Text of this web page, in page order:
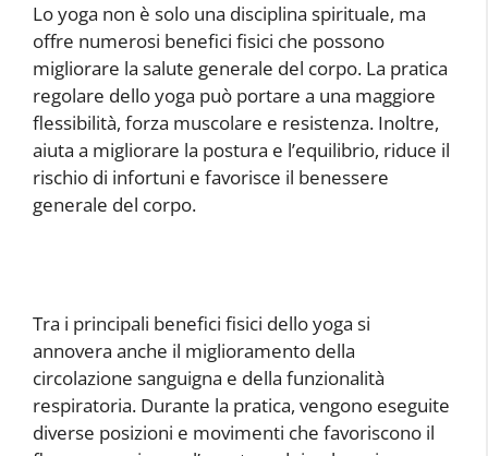
Lo yoga non è solo una disciplina spirituale, ma
offre numerosi benefici fisici che possono
migliorare la salute generale del corpo. La pratica
regolare dello yoga può portare a una maggiore
flessibilità, forza muscolare e resistenza. Inoltre,
aiuta a migliorare la postura e l’equilibrio, riduce il
rischio di infortuni e favorisce il benessere
generale del corpo.
Tra i principali benefici fisici dello yoga si
annovera anche il miglioramento della
circolazione sanguigna e della funzionalità
respiratoria. Durante la pratica, vengono eseguite
diverse posizioni e movimenti che favoriscono il